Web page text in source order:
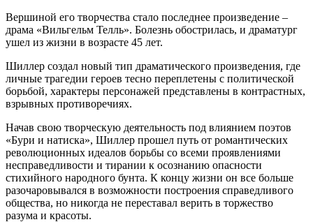
Вершиной его творчества стало последнее произведение –
драма «Вильгельм Телль». Болезнь обострилась, и драматург
ушел из жизни в возрасте 45 лет.
Шиллер создал новый тип драматического произведения, где
личные трагедии героев тесно переплетены с политической
борьбой, характеры персонажей представлены в контрастных,
взрывных противоречиях.
Начав свою творческую деятельность под влиянием поэтов
«Бури и натиска», Шиллер прошел путь от романтических
революционных идеалов борьбы со всеми проявлениями
несправедливости и тирании к осознанию опасности
стихийного народного бунта. К концу жизни он все больше
разочаровывался в возможности построения справедливого
общества, но никогда не переставал верить в торжество
разума и красоты.